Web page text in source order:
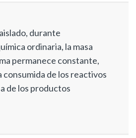
durante
ordinaria, la masa
permanece constante,
consumida de los reactivos
de los productos